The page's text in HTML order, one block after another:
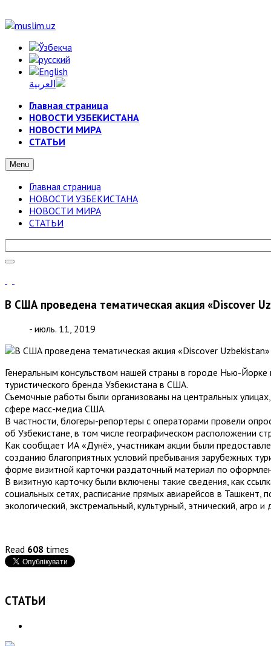
Главная страница
НОВОСТИ УЗБЕКИСТАНА
НОВОСТИ МИРА
СТАТЬИ
Menu
Главная страница
НОВОСТИ УЗБЕКИСТАНА
НОВОСТИ МИРА
СТАТЬИ
В США проведена тематическая акция «Discover
- июль. 11, 2019
Генеральным консульством нашей страны в городе Нью-
туристического бренда Узбекистана в США.
Съемочные работы были организованы на центральных
сфере масс-медиа США.
В частности, блогеры-репортеры с операторами провели
об Узбекистане, в том числе географическом расположении
Как сообщает ИА «Дунё», участникам акции были
созданию благоприятных условий пребывания зарубежных
форме визитной карточки раздаточный материал по
В визитную карточку были включены такие сведения, как
социальных сетях, расписание прямых авиарейсов в Ташкент,
экологический, экстремальный, культурный, этнический, агро и
Read 608 times
СТАТЬИ